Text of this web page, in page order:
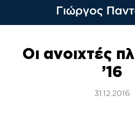
contentΟι ανοιχτές
’16
31.12.2016